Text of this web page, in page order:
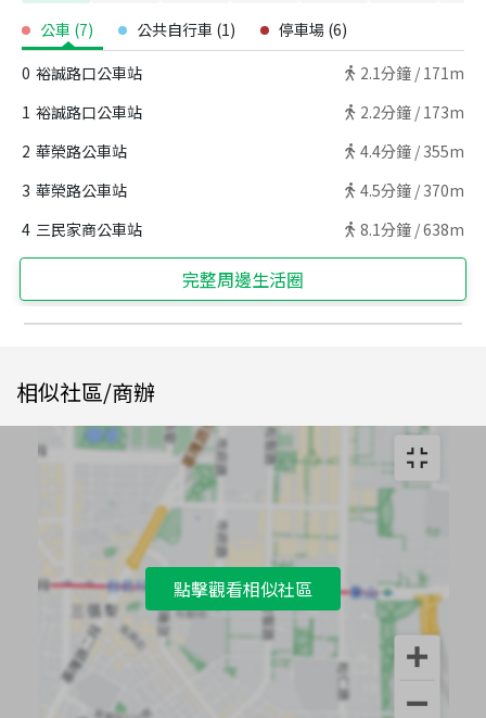
公車 (7) 公共自行車 (1) 停車場 (6)
0 裕誠路口公車站 2.1分鐘 / 171m
1 裕誠路口公車站 2.2分鐘 / 173m
2 華榮路公車站 4.4分鐘 / 355m
3 華榮路公車站 4.5分鐘 / 370m
4 三民家商公車站 8.1分鐘 /638m
完整周邊生活圈
相似社區/商辦
點擊觀看相似社區